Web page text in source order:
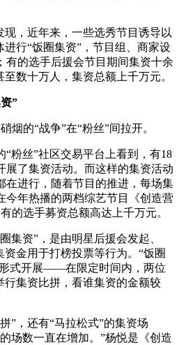
，近年来，一些选秀节目诱导以
进行“饭圈集资”，节目组、商家设
有的选手后援会节目期间集资十余
数十万人，集资总额上千万元。
”
的“战争”在“粉丝”间拉开。
丝”社区交易平台上看到，有18
展了集资活动。而这样的集资活动
在进行，随着节目的推进，每场集
今年热播的两档综艺节目《创造营
的选手募资总额高达上千万元。
资”，是由明星后援会发起、
资金用于打榜投票等行为。“饭圈
式开展——在限定时间内，两位
行集资比拼，看谁集资的金额较
，还有“马拉松式”的集资场
场数一直在增加。”杨悦是《创造